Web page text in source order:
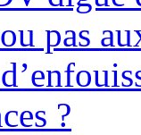
pas
?